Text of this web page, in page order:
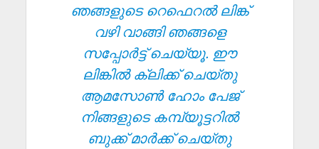
ഞങ്ങളുടെ റെഫെറൽ ലിങ്ക്
വഴി വാങ്ങി ഞങ്ങളെ
സപ്പോർട്ട് ചെയ്യൂ. ഈ
ലിങ്കിൽ ക്ലിക്ക് ചെയ്തു
ആമസോൺ ഹോം പേജ്
നിങ്ങളുടെ കമ്പ്യൂട്ടറിൽ
ബുക്ക് മാർക്ക് ചെയ്തു